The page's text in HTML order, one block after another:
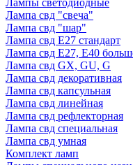
Лампы светодиодные
Лампа свд "свеча"
Лампа свд "шар"
Лампа свд E27 стандарт
Лампа свд E27, Е40
Лампа свд GX, GU, G
Лампа свд декоративная
Лампа свд капсульная
Лампа свд линейная
Лампа свд рефлекторная
Лампа свд специальная
Лампа свд умная
Комплект ламп